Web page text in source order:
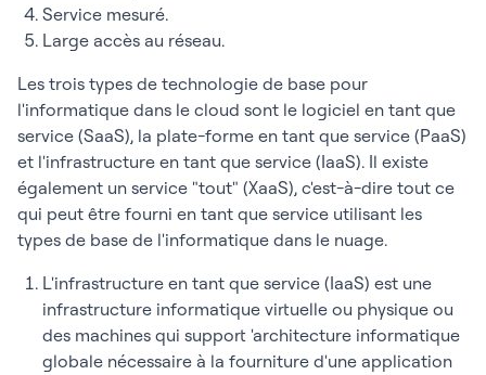
Service mesuré.
Large accès au réseau.
Les trois types de technologie de base pour
l'informatique dans le cloud sont le logiciel en tant que
service (SaaS), la plate-forme en tant que service (PaaS)
et l'infrastructure en tant que service (IaaS). Il existe
également un service "tout" (XaaS), c'est-à-dire tout ce
qui peut être fourni en tant que service utilisant les
types de base de l'informatique dans le nuage.
L'infrastructure en tant que service (IaaS) est une
infrastructure informatique virtuelle ou physique ou
des machines qui support 'architecture informatique
globale nécessaire à la fourniture d'une application